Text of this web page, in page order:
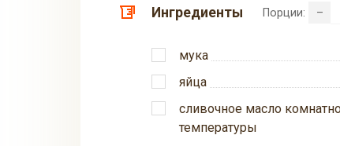
Ингредиенты Порции: –
мука
яйца
сливочное масло
температуры